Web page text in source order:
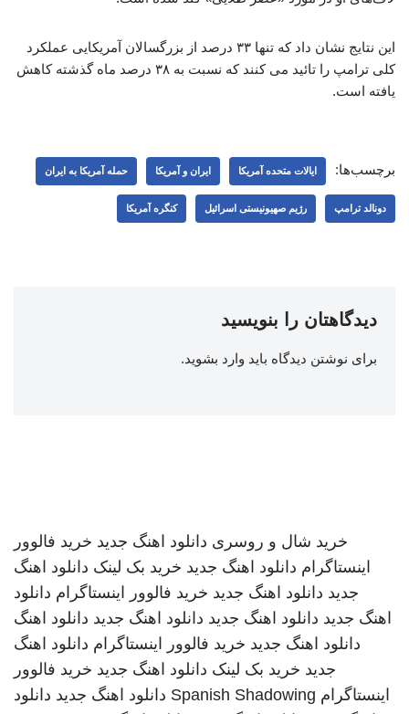
این نتایج نشان داد که تنها ۳۳ درصد از بزرگسالان آمریکایی عملکرد
کلی ترامپ را تائید می‌ کنند که نسبت به ۳۸ درصد ماه گذشته کاهش
یافته است.
برچسب‌ها: ایالات متحده آمریکا ایران و آمریکا حمله آمریکا به ایران
دونالد ترامپ رژیم صهیونیستی اسرائیل کنگره آمریکا
دیدگاهتان را بنویسید
برای نوشتن دیدگاه باید وارد بشوید.
خرید شال و روسری دانلود اهنگ جدید خرید فالوور
اینستاگرام دانلود اهنگ جدید خرید بک لینک دانلود اهنگ
جدید دانلود اهنگ جدید خرید فالوور اینستاگرام دانلود
اهنگ جدید دانلود اهنگ جدید دانلود اهنگ جدید دانلود اهنگ
دانلود اهنگ جدید خرید فالوور اینستاگرام دانلود اهنگ
جدید خرید بک لینک دانلود اهنگ جدید خرید فالوور
اینستاگرام Spanish Shadowing دانلود اهنگ جدید دانلود